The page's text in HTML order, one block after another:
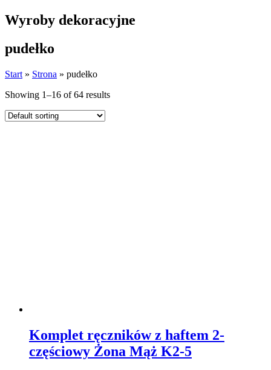
Wyroby dekoracyjne
pudełko
Start » Strona » pudełko
Showing 1–16 of 64 results
Komplet ręczników z haftem 2-
częściowy Żona Mąż K2-5